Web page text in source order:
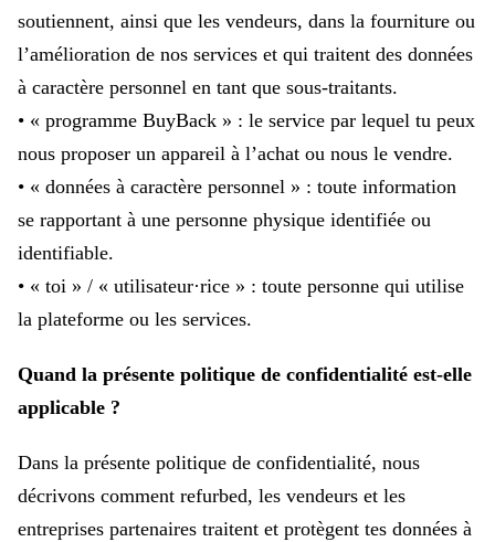
soutiennent, ainsi que les vendeurs, dans la fourniture ou
l’amélioration de nos services et qui traitent des données
à caractère personnel en tant que sous-traitants.
• « programme BuyBack » : le service par lequel tu peux
nous proposer un appareil à l’achat ou nous le vendre.
• « données à caractère personnel » : toute information
se rapportant à une personne physique identifiée ou
identifiable.
• « toi » / « utilisateur·rice » : toute personne qui utilise
la plateforme ou les services.
Quand la présente politique de confidentialité est-elle
applicable ?
Dans la présente politique de confidentialité, nous
décrivons comment refurbed, les vendeurs et les
entreprises partenaires traitent et protègent tes données à